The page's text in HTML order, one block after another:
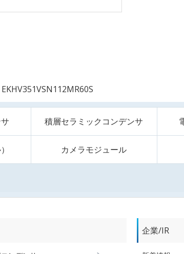
EKHV351VSN112MR60S
積層セラミックコンデンサ
カメラモジュール
企業/IR